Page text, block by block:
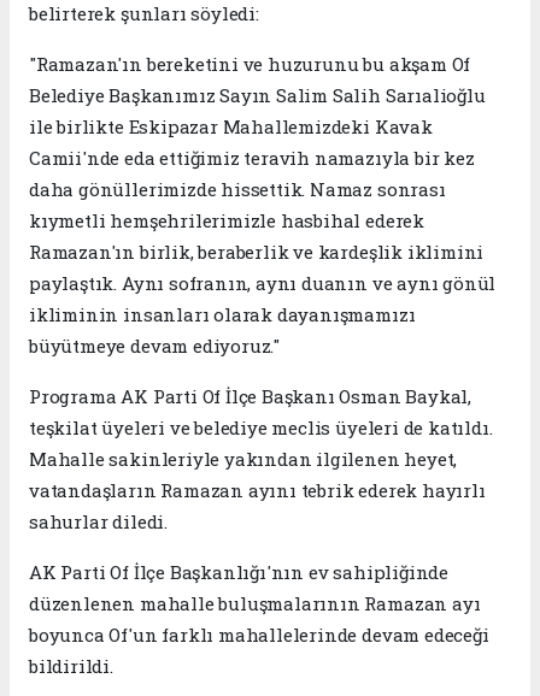
belirterek şunları söyledi:
"Ramazan'ın bereketini ve huzurunu bu akşam Of
Belediye Başkanımız Sayın Salim Salih Sarıalioğlu
ile birlikte Eskipazar Mahallemizdeki Kavak
Camii'nde eda ettiğimiz teravih namazıyla bir kez
daha gönüllerimizde hissettik. Namaz sonrası
kıymetli hemşehrilerimizle hasbihal ederek
Ramazan'ın birlik, beraberlik ve kardeşlik iklimini
paylaştık. Aynı sofranın, aynı duanın ve aynı gönül
ikliminin insanları olarak dayanışmamızı
büyütmeye devam ediyoruz."
Programa AK Parti Of İlçe Başkanı Osman Baykal,
teşkilat üyeleri ve belediye meclis üyeleri de katıldı.
Mahalle sakinleriyle yakından ilgilenen heyet,
vatandaşların Ramazan ayını tebrik ederek hayırlı
sahurlar diledi.
AK Parti Of İlçe Başkanlığı'nın ev sahipliğinde
düzenlenen mahalle buluşmalarının Ramazan ayı
boyunca Of'un farklı mahallelerinde devam edeceği
bildirildi.